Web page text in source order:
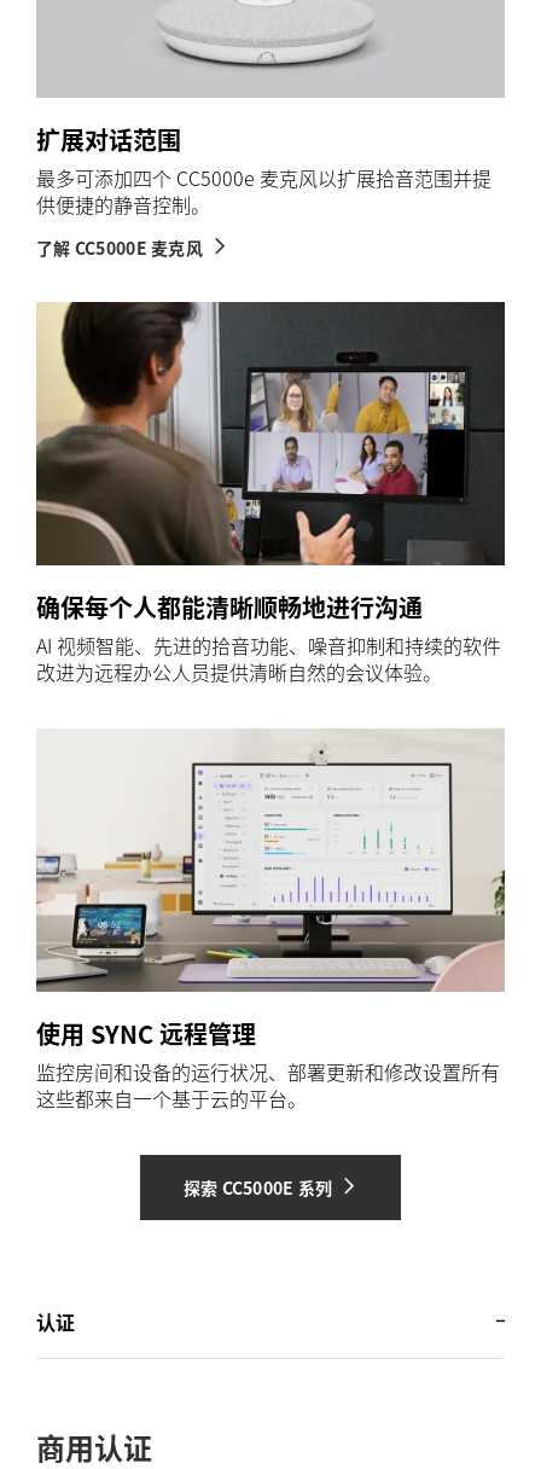
扩展对话范围
最多可添加四个 CC5000e 麦克风以扩展拾音范围并提
供便捷的静音控制。
了解 CC5000E 麦克风
确保每个人都能清晰顺畅地进行沟通
AI 视频智能、先进的拾音功能、噪音抑制和持续的软件
改进为远程办公人员提供清晰自然的会议体验。
使用 SYNC 远程管理
监控房间和设备的运行状况、部署更新和修改设置所有
这些都来自一个基于云的平台。
探索 CC5000E 系列
认证
商用认证